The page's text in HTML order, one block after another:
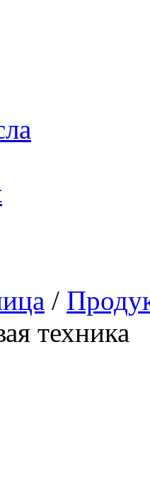
/
техника